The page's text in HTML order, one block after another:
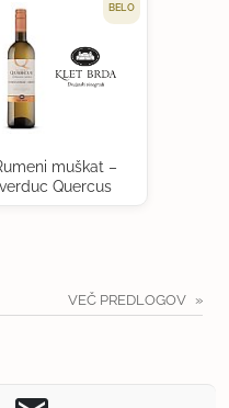
BELO
muškat –
verduc Quercus
VEČ PREDLOGOV